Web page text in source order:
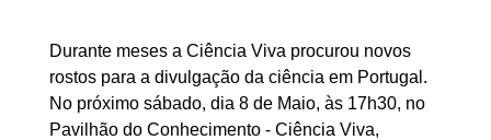
Durante meses a Ciência Viva procurou novos
rostos para a divulgação da ciência em Portugal.
No próximo sábado, dia 8 de Maio, às 17h30, no
Pavilhão do Conhecimento - Ciência Viva,